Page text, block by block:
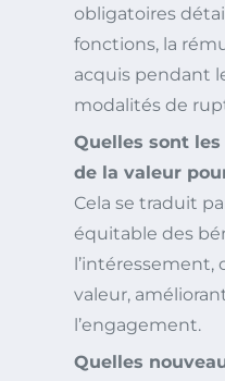
obligatoires
fonctions, la
acquis pendant
modalités de
Quelles sont
de la valeur
Cela se traduit
équitable des
l’intéressement,
valeur,
l’engagement.
Quelles